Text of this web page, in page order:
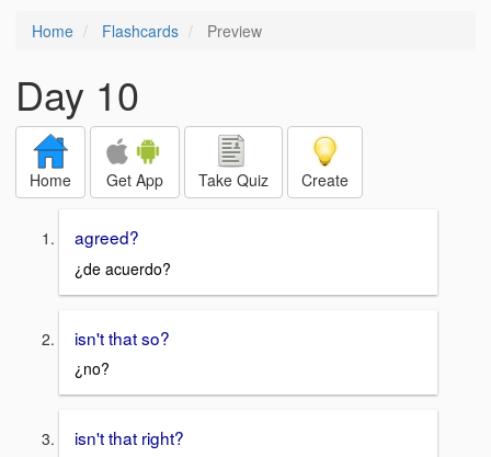
Home Flashcards Preview
Day 10
Home Get App Take Quiz Create
agreed?
¿de acuerdo?
isn't that so?
¿no?
isn't that right?